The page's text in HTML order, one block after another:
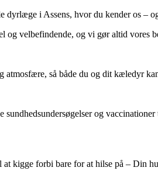
dyrlæge i Assens, hvor du kender os –
og velbefindende, og vi gør altid vores
atmosfære, så både du og dit kæledyr
sundhedsundersøgelser og
kigge forbi bare for at hilse på – Din